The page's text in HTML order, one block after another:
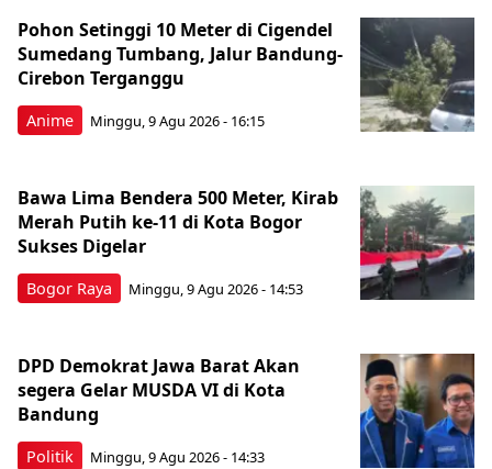
Anime
Pohon Setinggi 10 Meter di Cigendel
Sumedang Tumbang, Jalur Bandung-
Cirebon Terganggu
Minggu, 9 Agu 2026 - 16:15
Bogor Raya
Bawa Lima Bendera 500 Meter, Kirab
Merah Putih ke-11 di Kota Bogor
Sukses Digelar
Minggu, 9 Agu 2026 - 14:53
Politik
DPD Demokrat Jawa Barat Akan
segera Gelar MUSDA VI di Kota
Bandung
Minggu, 9 Agu 2026 - 14:33